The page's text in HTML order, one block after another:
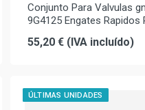
Conjunto Para Valvulas
9G4125 Engates Rapidos
55,20 € (IVA incluído)
ÚLTIMAS UNIDADES